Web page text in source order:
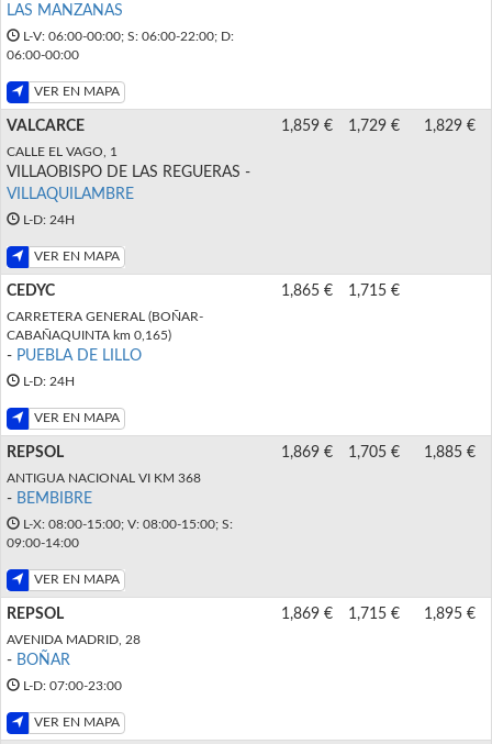
LAS MANZANAS
L-V: 06:00-00:00; S: 06:00-22:00; D:
06:00-00:00
VER EN MAPA
VALCARCE
CALLE EL VAGO, 1
VILLAOBISPO DE LAS REGUERAS -
VILLAQUILAMBRE
L-D: 24H
VER EN MAPA
1,859 € 1,729 € 1,829 €
CEDYC
CARRETERA GENERAL (BOÑAR-
CABAÑAQUINTA km 0,165)
- PUEBLA DE LILLO
L-D: 24H
VER EN MAPA
1,865 € 1,715 €
REPSOL
ANTIGUA NACIONAL VI KM 368
- BEMBIBRE
L-X: 08:00-15:00; V: 08:00-15:00; S:
09:00-14:00
VER EN MAPA
1,869 € 1,705 € 1,885 €
REPSOL
AVENIDA MADRID, 28
- BOÑAR
L-D: 07:00-23:00
VER EN MAPA
1,869 € 1,715 € 1,895 €